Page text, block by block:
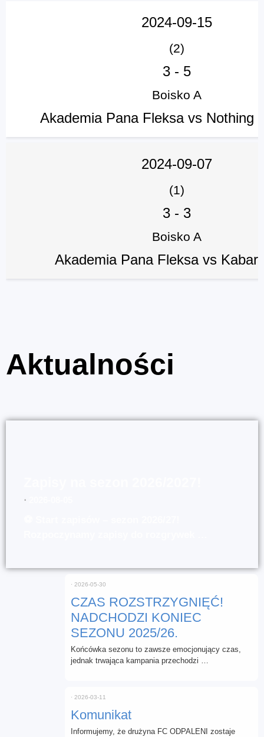
2024-09-15
(2)
3 - 5
Boisko A
Akademia Pana Fleksa vs Nothing
2024-09-07
(1)
3 - 3
Boisko A
Akademia Pana Fleksa vs
Aktualności
⋅
CZAS ROZSTRZYGNIĘĆ!
NADCHODZI KONIEC
SEZONU 2025/26.
⋅ 2026-05-30
Końcówka sezonu to zawsze emocjonujący czas,
jednak trwająca kampania przechodzi …
Komunikat
⋅ 2026-03-11
Informujemy, że drużyna FC ODPALENI zostaje